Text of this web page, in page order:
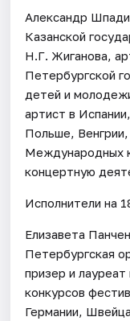
Александр
Казанской
Н.Г. Жиганова,
Петербургской
детей и
артист в
Польше,
Международных
концертную
Исполнители на
Елизавета
Петербургская
призер и
конкурсов
Германии,